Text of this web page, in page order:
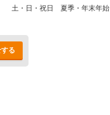
土・日・祝日 夏季・年末年始
る